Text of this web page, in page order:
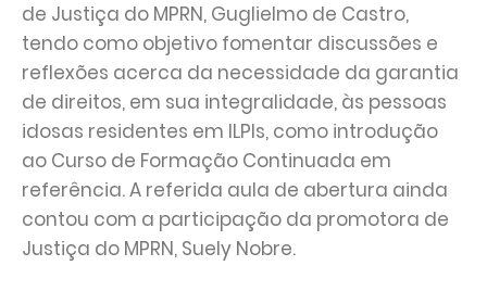
de Justiça do MPRN, Guglielmo de Castro,
tendo como objetivo fomentar discussões e
reflexões acerca da necessidade da garantia
de direitos, em sua integralidade, às pessoas
idosas residentes em ILPIs, como introdução
ao Curso de Formação Continuada em
referência. A referida aula de abertura ainda
contou com a participação da promotora de
Justiça do MPRN, Suely Nobre.